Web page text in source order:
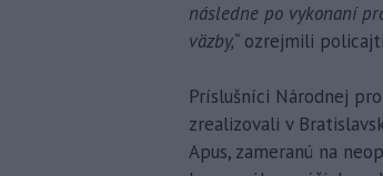
následne po vykonaní
väzby,“ ozrejmili
Príslušníci Národnej
zrealizovali v
Apus, zameranú na